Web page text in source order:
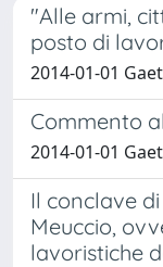
"Alle armi,
posto di
2014-01-01
Commento
2014-01-01
Il conclave
Meuccio,
lavoristiche